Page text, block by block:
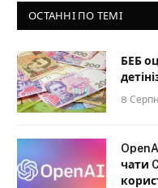
ОСТАННІ ПО ТЕМІ
БЕБ
8
чати